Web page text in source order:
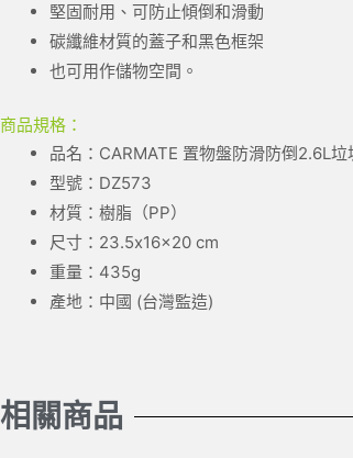
堅固耐用、可防止傾倒和滑動
碳纖維材質的蓋子和黑色框架
也可用作儲物空間。
商品規格：
品名：CARMATE 置物盤防滑防倒2.6L垃
型號：DZ573
材質：樹脂（PP）
尺寸：23.5x16x20 cm
重量：435g
產地：中國 (台灣監造)
相關商品